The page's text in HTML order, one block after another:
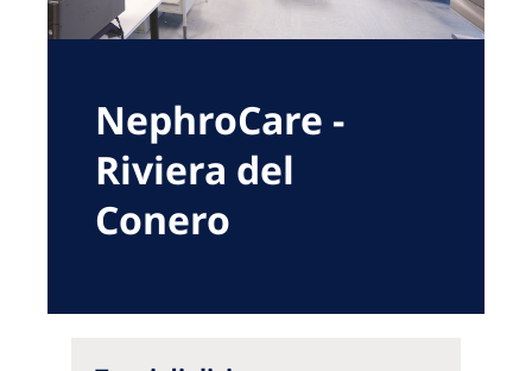
Romania
Serbia
Slovakia
Slovenia
NephroCare -
Riviera del
Conero